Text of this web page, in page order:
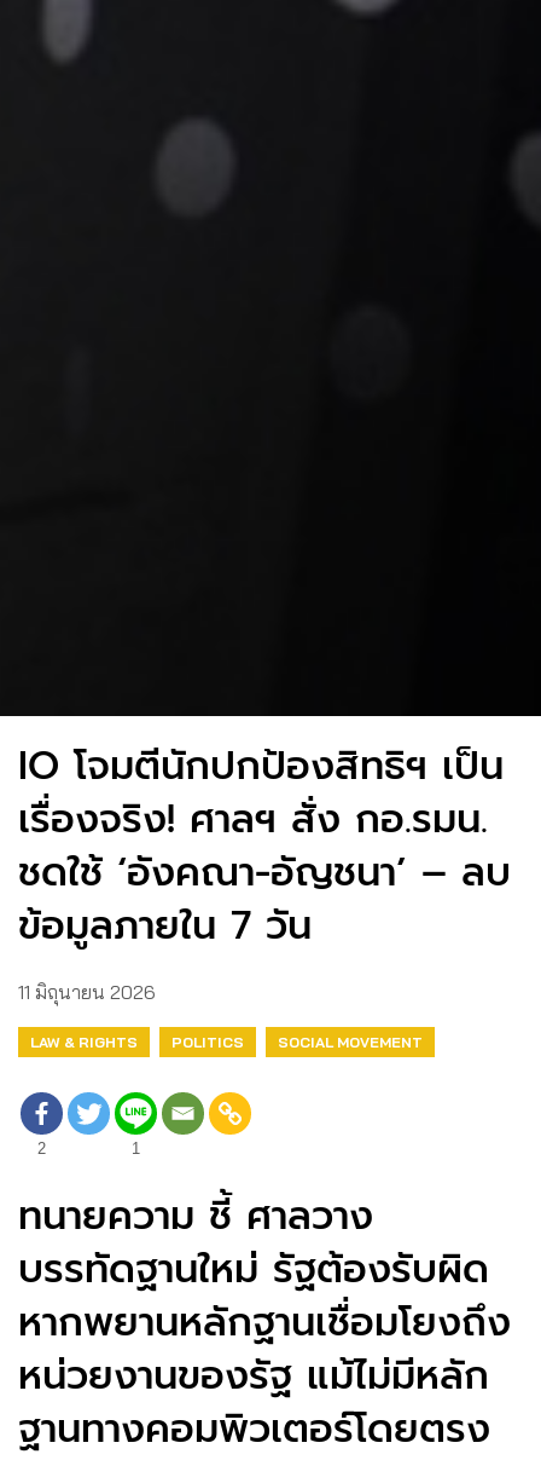
IO โจมตีนักปกป้องสิทธิฯ เป็น
เรื่องจริง! ศาลฯ สั่ง กอ.รมน.
ชดใช้ ‘อังคณา-อัญชนา’ – ลบ
ข้อมูลภายใน 7 วัน
11 มิถุนายน 2026
LAW & RIGHTS POLITICS SOCIAL MOVEMENT
2 1
ทนายความ ชี้ ศาลวาง
บรรทัดฐานใหม่ รัฐต้องรับผิด
หากพยานหลักฐานเชื่อมโยงถึง
หน่วยงานของรัฐ แม้ไม่มีหลัก
ฐานทางคอมพิวเตอร์โดยตรง